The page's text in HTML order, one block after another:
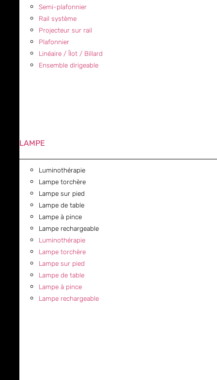
Semi-plafonnier
Rail système
Projecteur sur rail
Plafonnier
Linéaire / Îlot / Billard
Ensemble dirigeable
LAMPE
Luminothérapie
Lampe torchère
Lampe sur pied
Lampe de table
Lampe à pince
Lampe rechargeable
Luminothérapie
Lampe torchère
Lampe sur pied
Lampe de table
Lampe à pince
Lampe rechargeable